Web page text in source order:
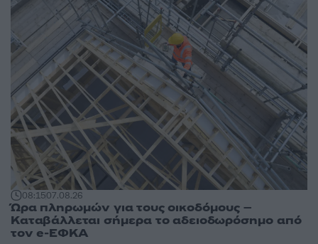
08:1507.08.26
Ώρα πληρωμών για τους οικοδόμους –
Καταβάλλεται σήμερα το αδειοδωρόσημο από
τον e-ΕΦΚΑ